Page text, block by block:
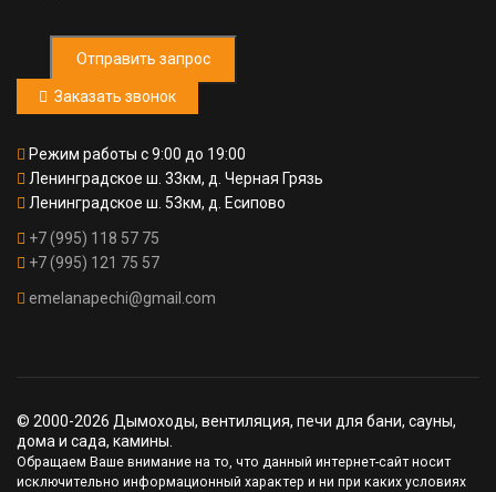
Отправить запрос
Заказать звонок
Режим работы с 9:00 до 19:00
Ленинградское ш. 33км, д. Черная Грязь
Ленинградское ш. 53км, д. Есипово
+7 (995) 118 57 75
+7 (995) 121 75 57
emelanapechi@gmail.com
© 2000-2026 Дымоходы, вентиляция, печи для бани, сауны,
дома и сада, камины.
Обращаем Ваше внимание на то, что данный интернет-сайт носит
исключительно информационный характер и ни при каких условиях